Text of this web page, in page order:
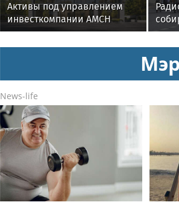
Активы под управлением
инвесткомпании AMCH
превысили $50 млн
News-life